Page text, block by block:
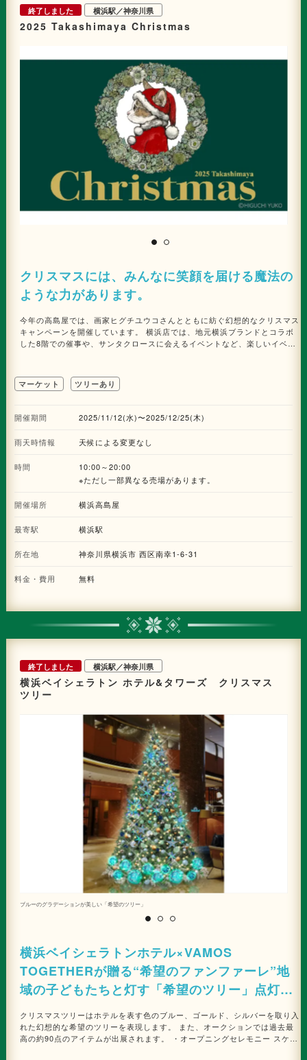
散りばめられ、訪れた皆様を物語の世界へと誘います。 さらに、定時には
恒例の「音と光のショータイム」を開催。 音楽は、『映画 すみっコぐらし
空の王国とふたりのコ』の主題歌、木村カエラさんの「君の傘」が響き渡
2025年11月6日(木)～12月25日(木) ・イルミネーション点灯時間：11:00～
23:00 ※11月6日(木)は点灯式後から点灯予定 ・ショータイム：1日6回、
約5分間(16:00／17:00／18:00／19:00／20:00／21:00) ・楽曲：木村カエ
ラ「君の傘」(ELA／Victor Entertainment) ・ツリーの規模：高さ 約
名：キラキラたからものクリスマスツリー 点灯式 ・開催日時：2025年11
月6日(木) 17:00～18:00(予定) ・開催場所：クイーンズスクエア横浜クイ
ーンモール2階(パシフィコ横浜側) ・アクセス：横浜高速鉄道みなとみらい
線「みなとみらい駅」直結 JR・地下鉄「桜木町」駅 徒歩8分(動く歩道を
利用) ・スペシャルゲスト：とんかつ、しろくま ・主催：クイーンズスクエ
ア横浜イベント実行委員会 ※点灯式の観覧には「観覧チケット」が必要で
す。 チケットは当日14:30より、クリスマスツリー付近(2階クイーンモール
パシフィコ横浜側)で先着順に配布し、なくなり次第終了となります。 な
お、14:00よりチケット配布待機エリアを開放いたします。配布開始前の付
します。 ※チケットをお持ちでない場合は観覧できません。 ※当日はキャラ
す。 ■キラキラたからものクリスマス 注目ポイント (1)『映画 すみっコぐ
らし 空の王国とふたりのコ』とのコラボレーション (2)『映画 すみっコぐ
らし 空の王国とふたりのコ』の主題歌 木村カエラさんの書下ろし楽曲「君
ト ツリー前には2025年10月31日(金)公開の『映画 すみっコぐらし 空の王
国とふたりのコ』の世界観を凝縮したフォトスポットが登場。「おうじ」や
「おつきのコ」、そしてすみっコたちと一緒に、ここでしか撮れない特別な
変化し、音が鳴る仕掛けで、まるで映画の世界に入り込んだような体験を楽
しめます。 (4)スタンプラリーをまわって「すみっコぐらしクリスマスカー
トとして、12月12日(金)～12月18日(木)の期間、『映画 すみっコぐらし 空
の王国とふたりのコ』オリジナルスタンプラリーを実施します。館内を巡り
らに、12月12日(金)～12月14日(日)の3日間は、スタンプラリーを完成させ
ジナルグッズのプレゼント予定。 その他 館内各所のイルミネーションも、
『映画 すみっコぐらし 空の王国とふたりのコ』とコラボレーション。 空の
の“すみっこ”にも物語のきらめきが広がります。 ・場所：クイーンズスクエ
月28日(土) ・イルミネーション点灯時間：16:00～24:00 ※場所により一
飾は2025年12月25日(木)までの展開予定。 キャラクターを除いた一部イル
(土)までの展開を予定しています。 ※記載内容は予告なく変更する場合がご
終了しました 横浜駅／神奈川県
2025 Takashimaya Christmas
クリスマスには、みんなに笑顔を届ける魔法の
ような力があります。
今年の高島屋では、画家ヒグチユウコさんとともに紡ぐ幻想的なクリスマス
キャンペーンを開催しています。 横浜店では、地元横浜ブランドとコラボ
した8階での催事や、サンタクロースに会えるイベントなど、楽しいイベン
マーケット ツリーあり
開催期間 2025/11/12(水)〜2025/12/25(木)
雨天時情報 天候による変更なし
時間
10:00～20:00
※ただし一部異なる売場があります。
開催場所 横浜高島屋
最寄駅 横浜駅
所在地 神奈川県横浜市 西区南幸1-6-31
料金・費用 無料
終了しました 横浜駅／神奈川県
横浜ベイシェラトン ホテル&タワーズ クリスマス
ツリー
ブルーのグラデーションが美しい「希望のツリー」
横浜ベイシェラトンホテル×VAMOS
TOGETHERが贈る“希望のファンファーレ”地
域の子どもたちと灯す「希望のツリー」点灯式
を11月14日(金)17時より開催。また、クリスマ
スチャリティーオークション2025“HOPE FOR
SMILE”も同日スタートします。
クリスマスツリーはホテルを表す色のブルー、ゴールド、シルバーを取り入
れた幻想的な希望のツリーを表現します。 また、オークションでは過去最
高の約90点のアイテムが出展されます。 ・オープニングセレモニー スケジ